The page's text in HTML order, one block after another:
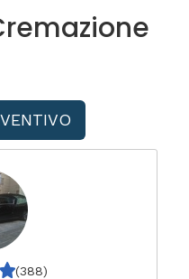
(388)